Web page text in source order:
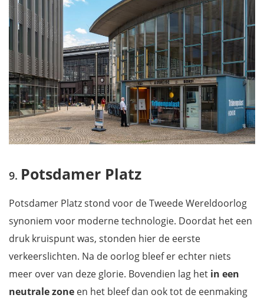
Potsdamer Platz
Potsdamer Platz stond voor de Tweede Wereldoorlog
synoniem voor moderne technologie. Doordat het een
druk kruispunt was, stonden hier de eerste
verkeerslichten. Na de oorlog bleef er echter niets
meer over van deze glorie. Bovendien lag het in een
neutrale zone en het bleef dan ook tot de eenmaking